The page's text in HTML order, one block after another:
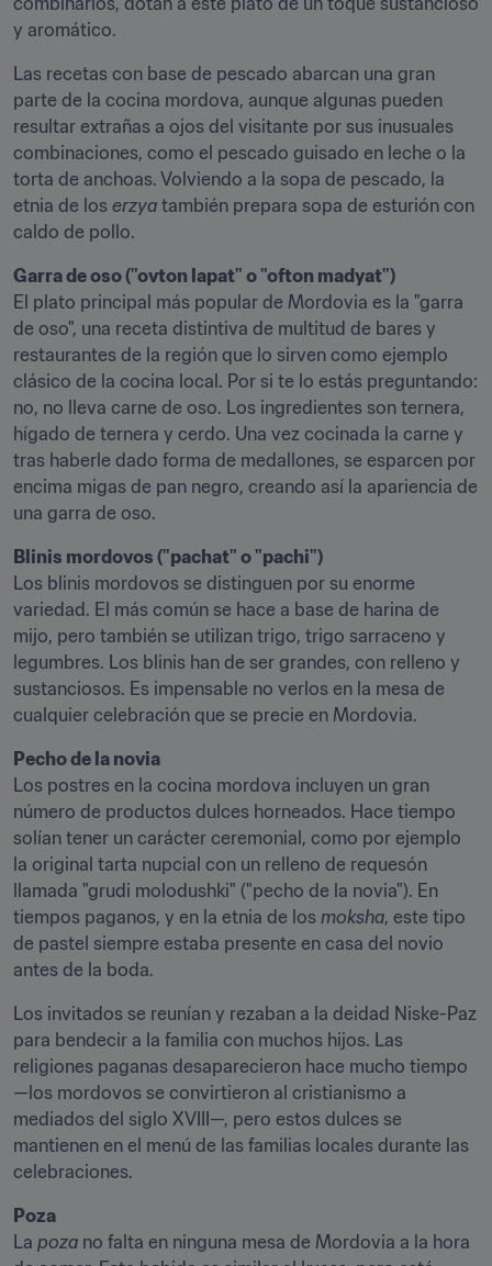
y aromático.
Las recetas con base de pescado abarcan una gran
parte de la cocina mordova, aunque algunas pueden
resultar extrañas a ojos del visitante por sus inusuales
combinaciones, como el pescado guisado en leche o la
torta de anchoas. Volviendo a la sopa de pescado, la
etnia de los erzya también prepara sopa de esturión con
caldo de pollo.
Garra de oso ("ovton lapat" o "ofton madyat")
El plato principal más popular de Mordovia es la "garra
de oso", una receta distintiva de multitud de bares y
restaurantes de la región que lo sirven como ejemplo
clásico de la cocina local. Por si te lo estás preguntando:
no, no lleva carne de oso. Los ingredientes son ternera,
hígado de ternera y cerdo. Una vez cocinada la carne y
tras haberle dado forma de medallones, se esparcen por
encima migas de pan negro, creando así la apariencia de
una garra de oso.
Blinis mordovos ("pachat" o "pachi")
Los blinis mordovos se distinguen por su enorme
variedad. El más común se hace a base de harina de
mijo, pero también se utilizan trigo, trigo sarraceno y
legumbres. Los blinis han de ser grandes, con relleno y
sustanciosos. Es impensable no verlos en la mesa de
cualquier celebración que se precie en Mordovia.
Pecho de la novia
Los postres en la cocina mordova incluyen un gran
número de productos dulces horneados. Hace tiempo
solían tener un carácter ceremonial, como por ejemplo
la original tarta nupcial con un relleno de requesón
llamada "grudi molodushki" ("pecho de la novia"). En
tiempos paganos, y en la etnia de los moksha, este tipo
de pastel siempre estaba presente en casa del novio
antes de la boda.
Los invitados se reunían y rezaban a la deidad Niske-Paz
para bendecir a la familia con muchos hijos. Las
religiones paganas desaparecieron hace mucho tiempo
—los mordovos se convirtieron al cristianismo a
mediados del siglo XVIII—, pero estos dulces se
mantienen en el menú de las familias locales durante las
celebraciones.
Poza
La poza no falta en ninguna mesa de Mordovia a la hora